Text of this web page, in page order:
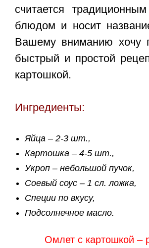
считается
блюдом и носит
Вашему вниманию хочу
быстрый и простой
картошкой.
Ингредиенты:
Яйца – 2-3 шт.,
Картошка – 4-5 шт.,
Укроп – небольшой пучок,
Соевый соус – 1 сл. ложка,
Специи по вкусу,
Подсолнечное масло.
Омлет с картошкой –